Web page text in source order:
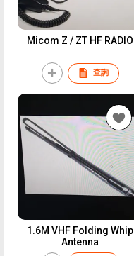
Micom Z / ZT HF RADIO
查詢
1.6M VHF Folding Whip
Antenna